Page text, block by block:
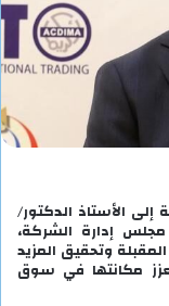
الأستاذ الدكتور/
إدارة الشركة،
وتحقيق المزيد
مكانتها في سوق